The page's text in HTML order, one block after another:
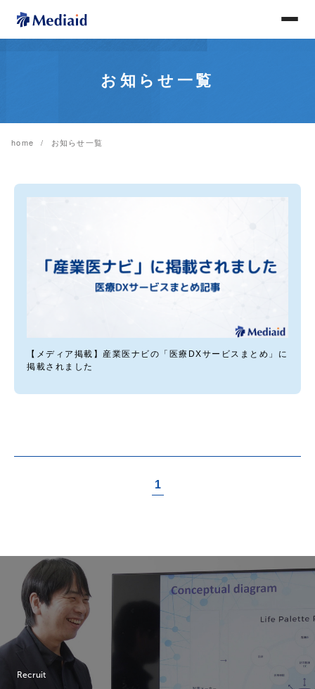
お知らせ一覧
home お知らせ一覧
【メディア掲載】産業医ナビの「医療DXサービスまとめ」に
掲載されました
1
Recruit